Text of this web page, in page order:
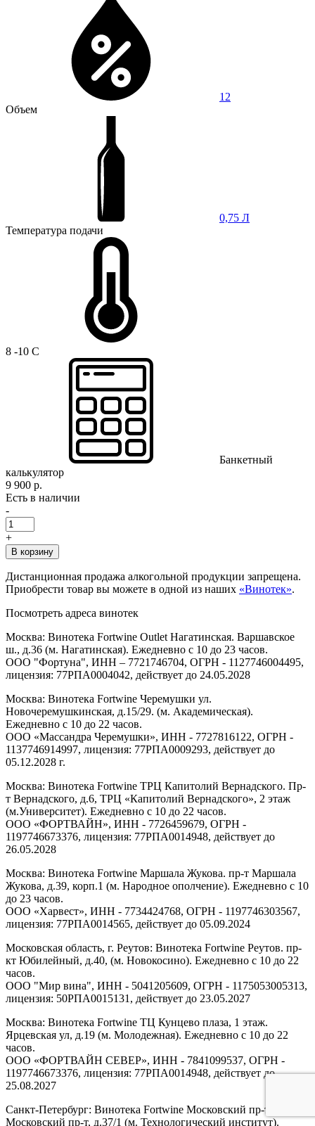
12
Объем
0,75 Л
Температура подачи
8 -10 C
Банкетный
калькулятор
9 900 р.
Есть в наличии
-
+
В корзину
Дистанционная продажа алкогольной продукции запрещена.
Приобрести товар вы можете в одной из наших «Винотек».
Посмотреть адреса винотек
Москва: Винотека Fortwine Outlet Нагатинская. Варшавское
ш., д.36 (м. Нагатинская). Ежедневно с 10 до 23 часов.
ООО "Фортуна", ИНН – 7721746704, ОГРН - 1127746004495,
лицензия: 77РПА0004042, действует до 24.05.2028
Москва: Винотека Fortwine Черемушки ул.
Новочеремушкинская, д.15/29. (м. Академическая).
Ежедневно с 10 до 22 часов.
ООО «Массандра Черемушки», ИНН - 7727816122, ОГРН -
1137746914997, лицензия: 77РПА0009293, действует до
05.12.2028 г.
Москва: Винотека Fortwine ТРЦ Капитолий Вернадского. Пр-
т Вернадского, д.6, ТРЦ «Капитолий Вернадского», 2 этаж
(м.Университет). Ежедневно с 10 до 22 часов.
ООО «ФОРТВАЙН», ИНН - 7726459679, ОГРН -
1197746673376, лицензия: 77РПА0014948, действует до
26.05.2028
Москва: Винотека Fortwine Маршала Жукова. пр-т Маршала
Жукова, д.39, корп.1 (м. Народное ополчение). Ежедневно с 10
до 23 часов.
ООО «Харвест», ИНН - 7734424768, ОГРН - 1197746303567,
лицензия: 77РПА0014565, действует до 05.09.2024
Московская область, г. Реутов: Винотека Fortwine Реутов. пр-
кт Юбилейный, д.40, (м. Новокосино). Ежедневно с 10 до 22
часов.
ООО "Мир вина", ИНН - 5041205609, ОГРН - 1175053005313,
лицензия: 50РПА0015131, действует до 23.05.2027
Москва: Винотека Fortwine ТЦ Кунцево плаза, 1 этаж.
Ярцевская ул, д.19 (м. Молодежная). Ежедневно с 10 до 22
часов.
ООО «ФОРТВАЙН СЕВЕР», ИНН - 7841099537, ОГРН -
1197746673376, лицензия: 77РПА0014948, действует до
25.08.2027
Санкт-Петербург: Винотека Fortwine Московский пр-т.
Московский пр-т, д.37/1 (м. Технологический институт).